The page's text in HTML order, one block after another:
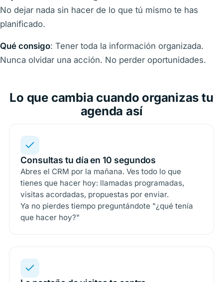
No dejar nada sin hacer de lo que tú mismo te has
planificado.
Qué consigo: Tener toda la información organizada.
Nunca olvidar una acción. No perder oportunidades.
Lo que cambia cuando organizas tu
agenda así
Consultas tu día en 10 segundos
Abres el CRM por la mañana. Ves todo lo que
tienes que hacer hoy: llamadas programadas,
visitas acordadas, propuestas por enviar.
Ya no pierdes tiempo preguntándote "¿qué tenía
que hacer hoy?"